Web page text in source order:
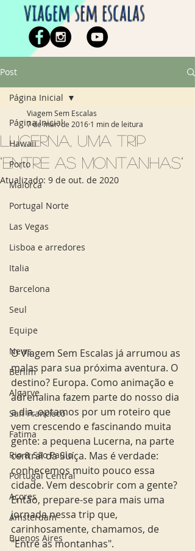
viagem sem escalas
Post
Página Inicial
Hawaii
Porto
Maiorca
Portugal Norte
Las Vegas
Lisboa e arredores
Italia
Barcelona
Seul
Equipe
News
Berlim
Algarve
San Francisco
Fatima
Rio & São Paulo
Portugal Central
Açores
Amsterdam
Buenos Aires
Página Inicial
Lucerna, uma trip
"Entre as montanhas"
Viagem Sem Escalas
7 de mar. de 2016 1 min de leitura
Atualizado: 9 de out. de 2020
O Viagem Sem Escalas já arrumou as
malas para sua próxima aventura. O
destino? Europa. Como animação e
adrenalina fazem parte do nosso dia
a dia, optamos por um roteiro que
vem crescendo e fascinando muita
gente: a pequena Lucerna, na parte
central da Suíça. Mas é verdade:
conhecemos muito pouco essa
cidade. Vem descobrir com a gente?
Então, prepare-se para mais uma
jornada nessa trip que,
carinhosamente, chamamos, de
"Entre as montanhas".